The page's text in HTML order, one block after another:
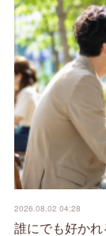
2026.08.02 04:28
誰にでも好か